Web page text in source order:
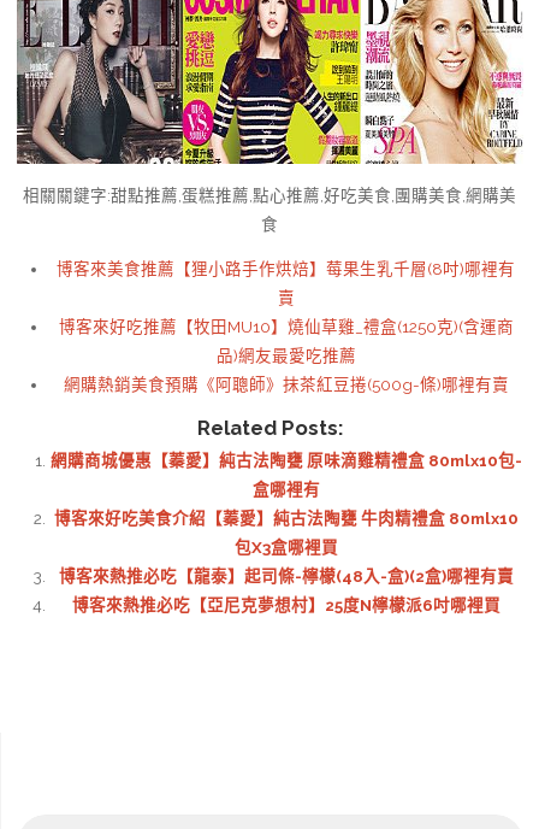
相關關鍵字:甜點推薦,蛋糕推薦,點心推薦,好吃美食,團購美食,網購美
食
博客來美食推薦【狸小路手作烘焙】莓果生乳千層(8吋)哪裡有
賣
博客來好吃推薦【牧田MU10】燒仙草雞_禮盒(1250克)(含運商
品)網友最愛吃推薦
網購熱銷美食預購《阿聰師》抹茶紅豆捲(500g-條)哪裡有賣
Related Posts:
網購商城優惠【蓁愛】純古法陶甕 原味滴雞精禮盒 80mlx10包-
盒哪裡有
博客來好吃美食介紹【蓁愛】純古法陶甕 牛肉精禮盒 80mlx10
包X3盒哪裡買
博客來熱推必吃【龍泰】起司條-檸檬(48入-盒)(2盒)哪裡有賣
博客來熱推必吃【亞尼克夢想村】25度N檸檬派6吋哪裡買